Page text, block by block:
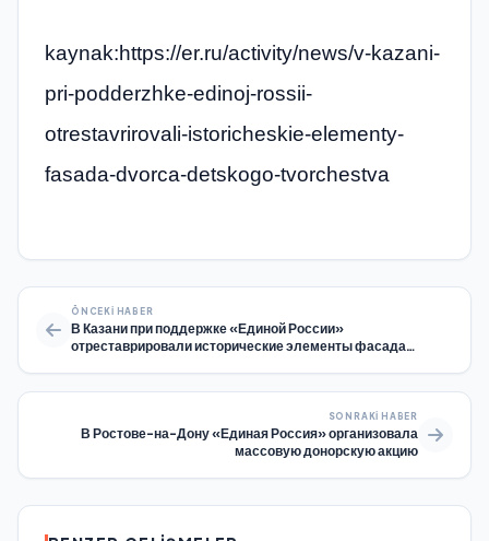
kaynak:https://er.ru/activity/news/v-kazani-
pri-podderzhke-edinoj-rossii-
otrestavrirovali-istoricheskie-elementy-
fasada-dvorca-detskogo-tvorchestva
ÖNCEKI HABER
В Казани при поддержке «Единой России»
отреставрировали исторические элементы фасада
SONRAKI HABER
В Ростове-на-Дону «Единая Россия» организовала
массовую донорскую акцию